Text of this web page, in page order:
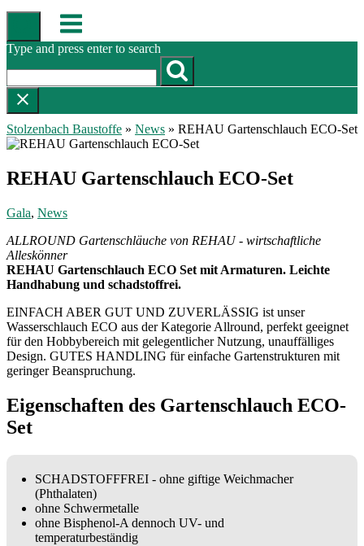
Skip
content
Menu
Type and press enter to search
Stolzenbach Baustoffe » News » REHAU Gartenschlauch ECO-Set
REHAU Gartenschlauch ECO-Set
Gala, News
ALLROUND Gartenschläuche von REHAU - wirtschaftliche
Alleskönner
REHAU Gartenschlauch ECO Set mit Armaturen. Leichte
Handhabung und schadstoffrei.
EINFACH ABER GUT UND ZUVERLÄSSIG ist unser
Wasserschlauch ECO aus der Kategorie Allround, perfekt geeignet
für den Hobbybereich mit gelegentlicher Nutzung, unauffälliges
Design. GUTES HANDLING für einfache Gartenstrukturen mit
geringer Beanspruchung.
Eigenschaften des Gartenschlauch ECO-
Set
SCHADSTOFFFREI - ohne giftige Weichmacher
(Phthalaten)
ohne Schwermetalle
ohne Bisphenol-A dennoch UV- und
temperaturbeständig